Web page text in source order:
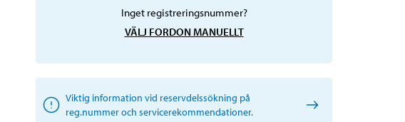
Inget registreringsnummer?
VÄLJ FORDON MANUELLT
Viktig information vid reservdelssökning på
reg.nummer och servicerekommendationer.